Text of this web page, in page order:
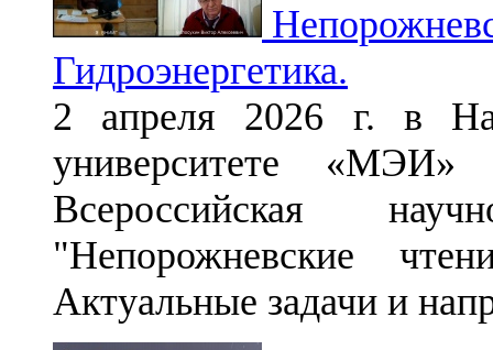
Гидроэнергетика.
2 апреля 2026 г. в
университете
Всероссийская
"Непорожневские
Актуальные задачи и